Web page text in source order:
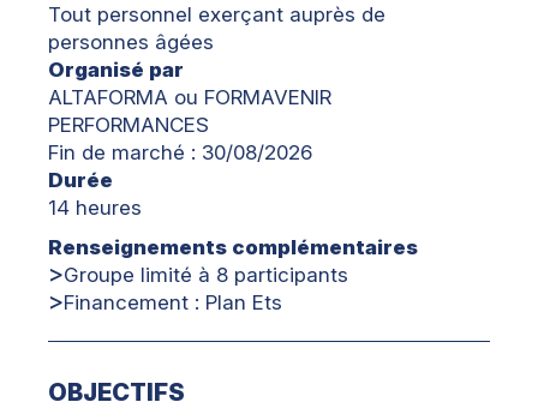
Tout personnel exerçant auprès de
personnes âgées
Organisé par
ALTAFORMA ou FORMAVENIR
PERFORMANCES
Fin de marché : 30/08/2026
Durée
14 heures
Renseignements complémentaires
Groupe limité à 8 participants
Financement : Plan Ets
OBJECTIFS